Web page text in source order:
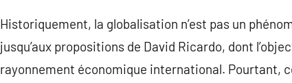
Historiquement, la globalisation n’est pas un
jusqu’aux propositions de David Ricardo, dont
rayonnement économique international. Pourtant,